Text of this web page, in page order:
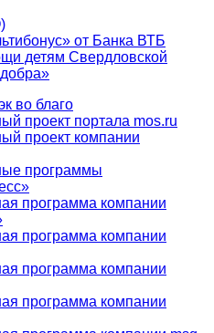
от Банка ВТБ
детям Свердловской
во благо
проект портала mos.ru
проект компании
программы
программа компании
программа компании
программа компании
программа компании